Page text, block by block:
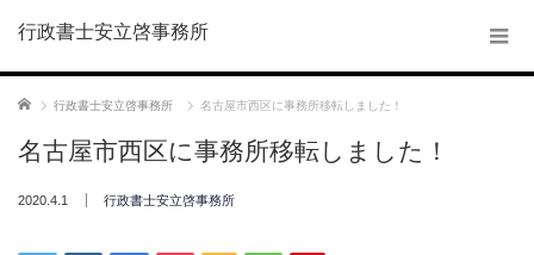
行政書士安立啓事務所
ホーム 行政書士安立啓事務所 名古屋市西区に事務所移転しました！
名古屋市西区に事務所移転しました！
2020.4.1 行政書士安立啓事務所